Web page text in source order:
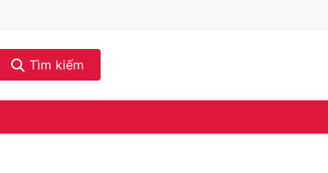
Tìm kiếm